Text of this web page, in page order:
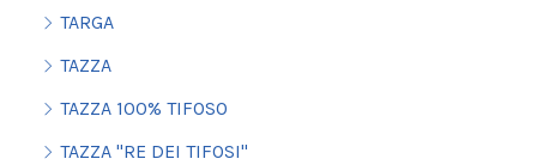
TARGA
TAZZA
TAZZA 100% TIFOSO
TAZZA "RE DEI TIFOSI"